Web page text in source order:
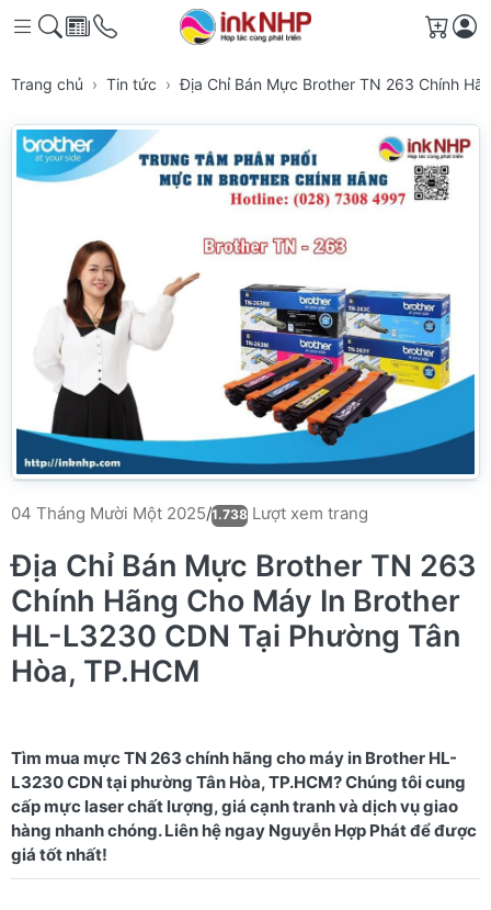
Giỏ
Trang chủ Tin tức Địa Chỉ Bán Mực Brother TN 263 Chính
04 Tháng Mười Một 2025/1.738 Lượt xem trang
Địa Chỉ Bán Mực Brother TN 263
Chính Hãng Cho Máy In Brother
HL-L3230 CDN Tại Phường Tân
Hòa, TP.HCM
Tìm mua mực TN 263 chính hãng cho máy in Brother HL-
L3230 CDN tại phường Tân Hòa, TP.HCM? Chúng tôi cung
cấp mực laser chất lượng, giá cạnh tranh và dịch vụ giao
hàng nhanh chóng. Liên hệ ngay Nguyễn Hợp Phát để được